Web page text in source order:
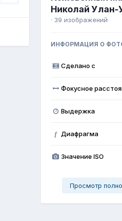
Николай Улан-
· 39 изображений
ИНФОРМАЦИЯ О
Сделано с
Фокусное
Выдержка
f Диафрагма
Значение ISO
Просмотр